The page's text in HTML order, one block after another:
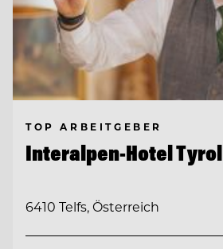
TOP ARBEITGEBER
Interalpen-Hotel Tyrol
6410 Telfs, Österreich